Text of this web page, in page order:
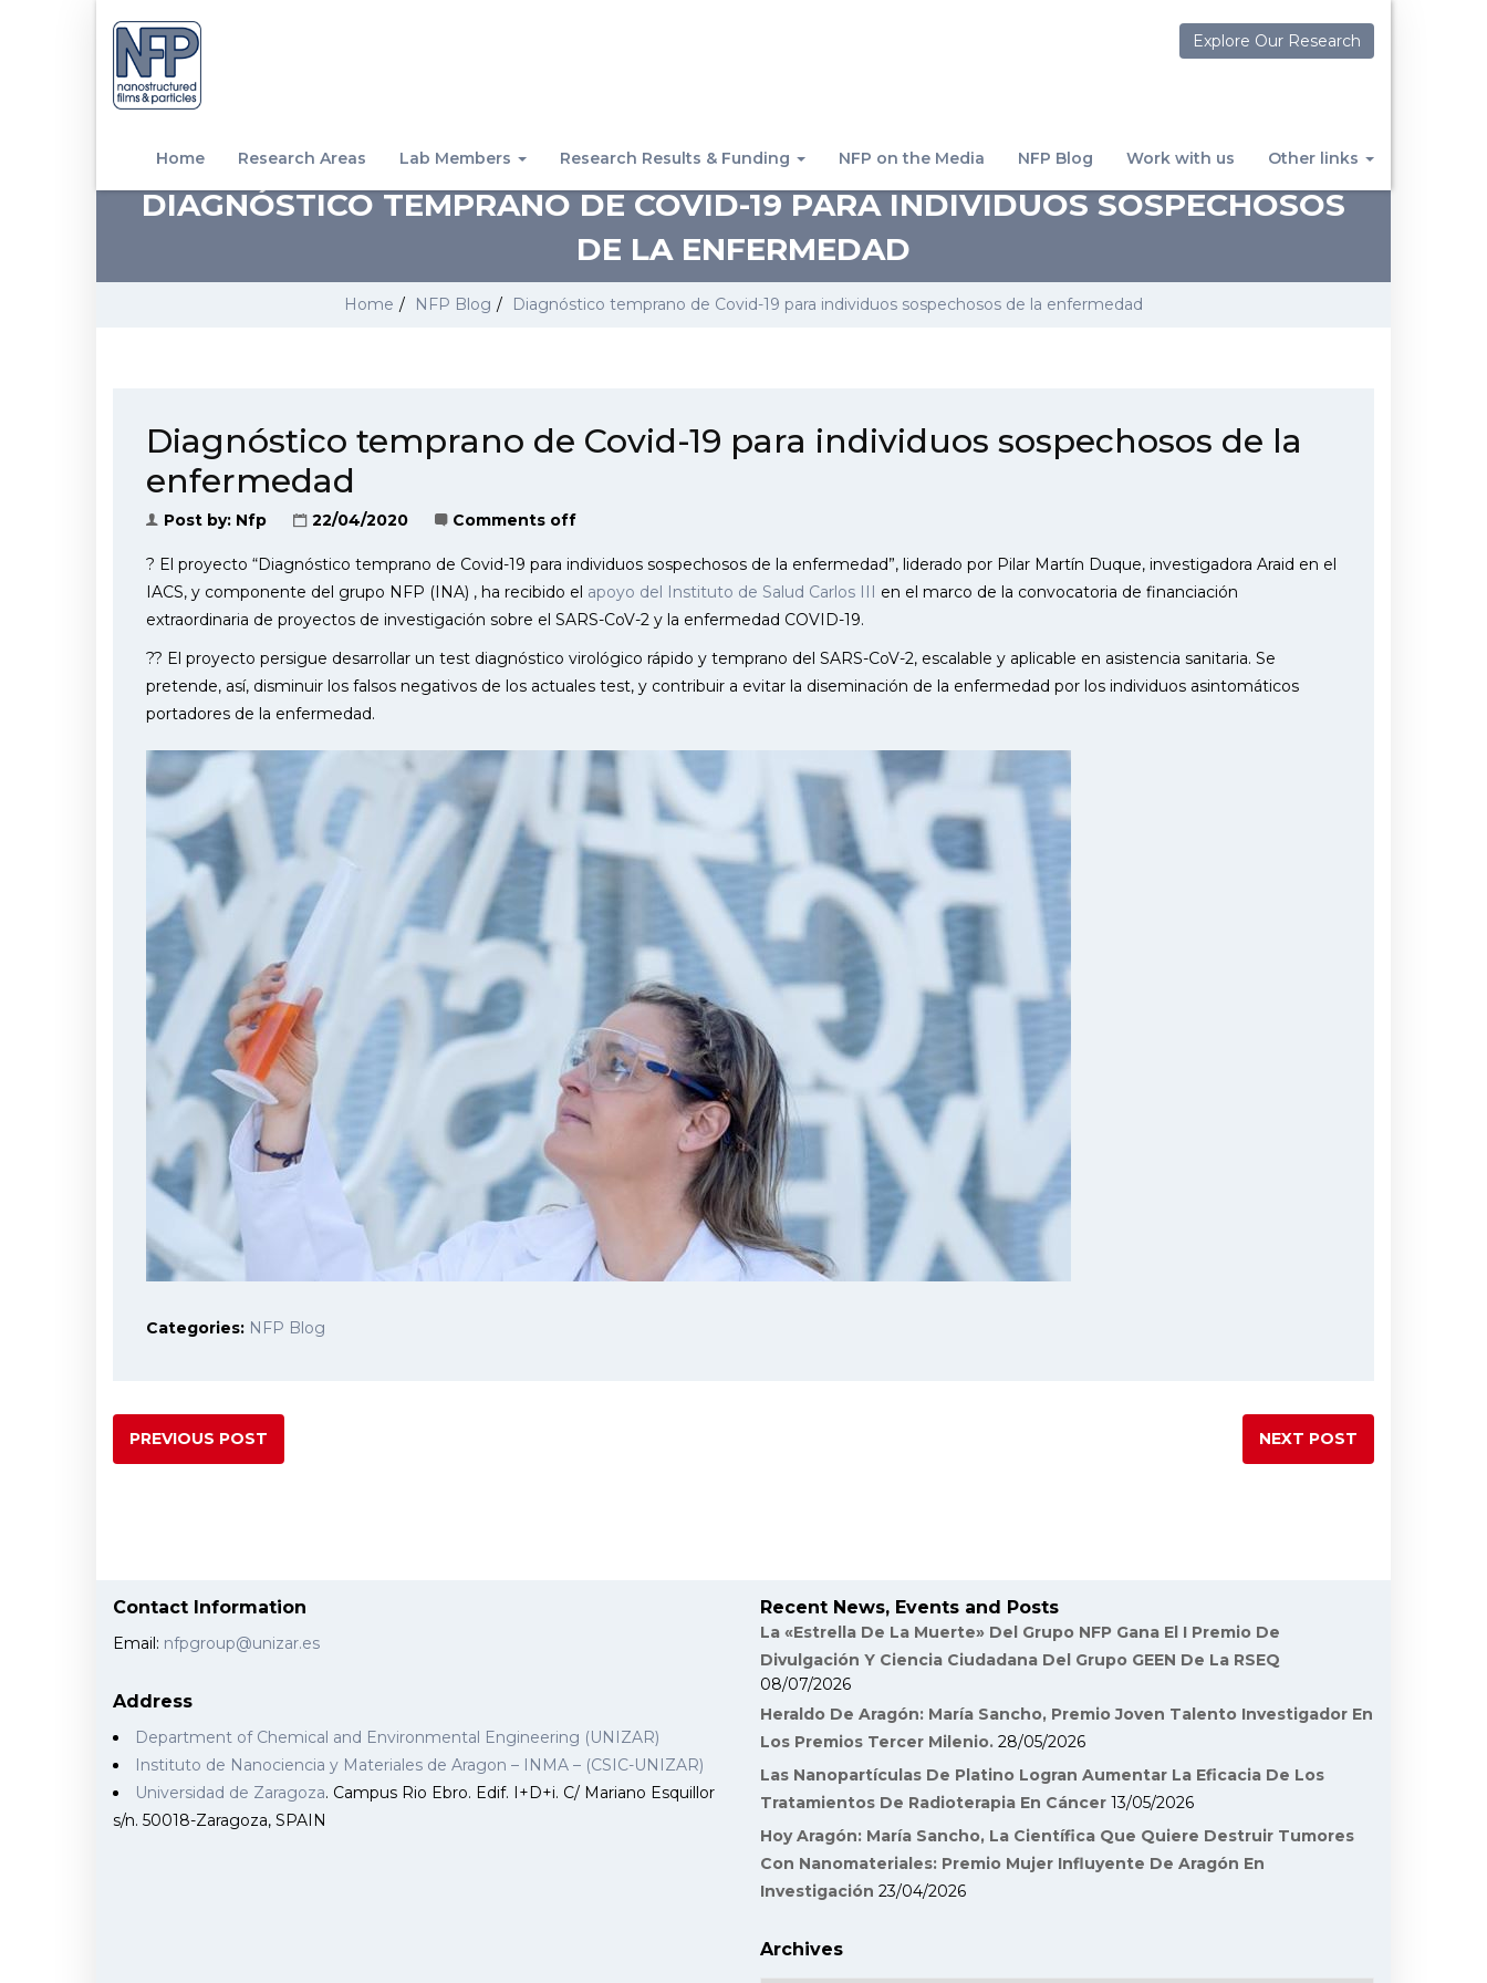
Explore Our Research
Home Research Areas Lab Members Research Results & Funding NFP on the Media NFP Blog Work with us Other links
DIAGNÓSTICO TEMPRANO DE COVID-19 PARA INDIVIDUOS SOSPECHOSOS
DE LA ENFERMEDAD
Home / NFP Blog / Diagnóstico temprano de Covid-19 para individuos sospechosos de la enfermedad
Diagnóstico temprano de Covid-19 para individuos sospechosos de la
enfermedad
Post by: Nfp 22/04/2020 Comments off
? El proyecto “Diagnóstico temprano de Covid-19 para individuos sospechosos de la enfermedad”, liderado por Pilar Martín Duque, investigadora Araid en el
IACS, y componente del grupo NFP (INA) , ha recibido el apoyo del Instituto de Salud Carlos III en el marco de la convocatoria de financiación
extraordinaria de proyectos de investigación sobre el SARS-CoV-2 y la enfermedad COVID-19.
?‍? El proyecto persigue desarrollar un test diagnóstico virológico rápido y temprano del SARS-CoV-2, escalable y aplicable en asistencia sanitaria. Se
pretende, así, disminuir los falsos negativos de los actuales test, y contribuir a evitar la diseminación de la enfermedad por los individuos asintomáticos
portadores de la enfermedad.
Categories: NFP Blog
PREVIOUS POST NEXT POST
Contact Information
Email: nfpgroup@unizar.es
Address
Department of Chemical and Environmental Engineering (UNIZAR)
Instituto de Nanociencia y Materiales de Aragon – INMA – (CSIC-UNIZAR)
Universidad de Zaragoza. Campus Rio Ebro. Edif. I+D+i. C/ Mariano Esquillor
s/n. 50018-Zaragoza, SPAIN
Recent News, Events and Posts
La «Estrella De La Muerte» Del Grupo NFP Gana El I Premio De
Divulgación Y Ciencia Ciudadana Del Grupo GEEN De La RSEQ
08/07/2026
Heraldo De Aragón: María Sancho, Premio Joven Talento Investigador En
Los Premios Tercer Milenio. 28/05/2026
Las Nanopartículas De Platino Logran Aumentar La Eficacia De Los
Tratamientos De Radioterapia En Cáncer 13/05/2026
Hoy Aragón: María Sancho, La Científica Que Quiere Destruir Tumores
Con Nanomateriales: Premio Mujer Influyente De Aragón En
Investigación 23/04/2026
Archives